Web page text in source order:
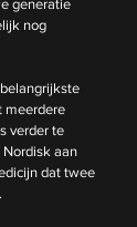
generatie
nog
meerdere
verder te
aan
dat twee